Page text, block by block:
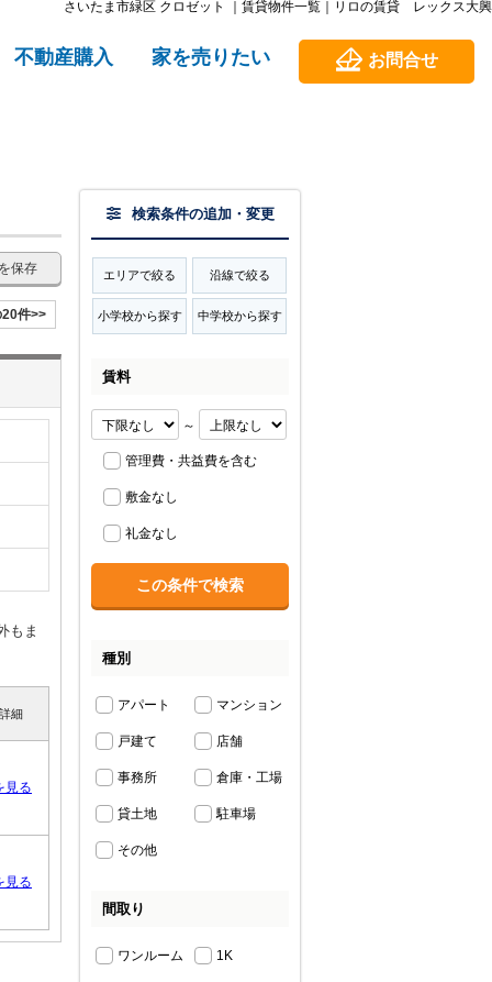
さいたま市緑区 クロゼット ｜賃貸物件一覧｜リロの賃貸 レックス大興
不動産購入 家を売りたい お問合せ
保存
件>>
もま
細
見る
見る
検索条件の追加・変更
エリアで絞る 沿線で絞る
小学校から探す 中学校から探す
賃料
～
管理費・共益費を含む
敷金なし
礼金なし
種別
アパート マンション
戸建て 店舗
事務所 倉庫・工場
貸土地 駐車場
その他
間取り
ワンルーム 1K